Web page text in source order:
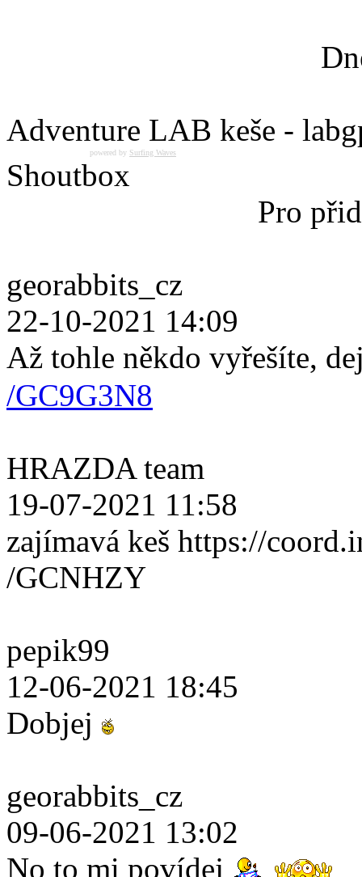
Adventure LAB keše -
powered by Surfing Waves
Shoutbox
Pro
georabbits_cz
22-10-2021 14:09
Až tohle někdo vyřešíte,
/GC9G3N8
HRAZDA team
19-07-2021 11:58
zajímavá keš https://
/GCNHZY
pepik99
12-06-2021 18:45
Dobjej
georabbits_cz
09-06-2021 13:02
No to mi povídej